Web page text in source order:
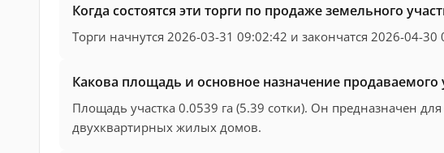
Когда состоятся эти торги по продаже земельного
Торги начнутся 2026-03-31 09:02:42 и закончатся 2026-04-30
Какова площадь и основное назначение продаваемого
Площадь участка 0.0539 га (5.39 сотки). Он предназначен
двухквартирных жилых домов.